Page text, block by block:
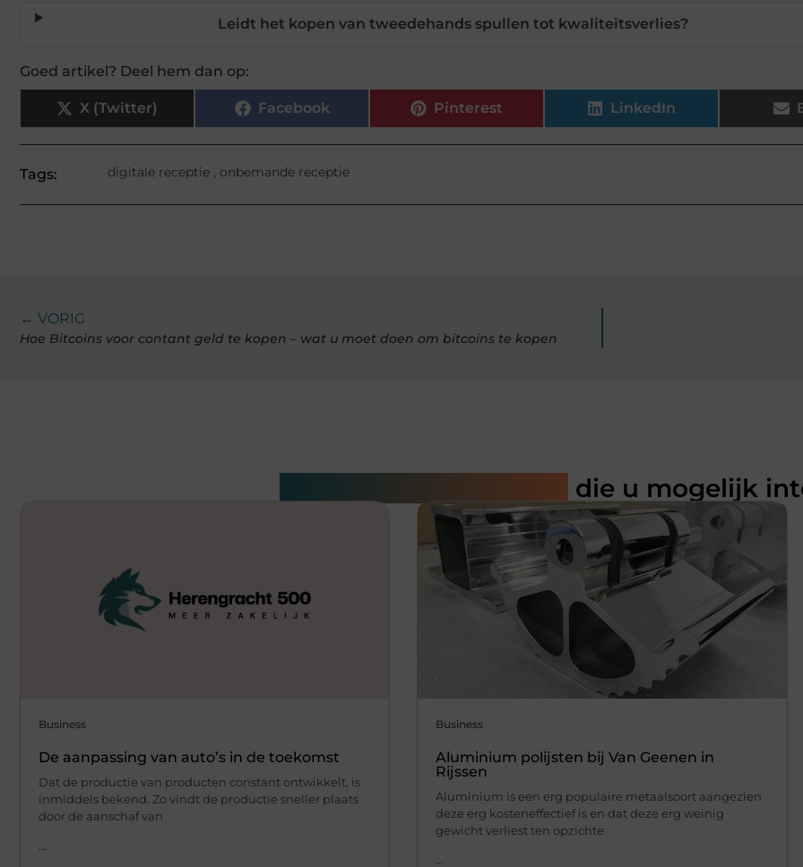
Leidt het kopen van tweedehands spullen tot kwaliteitsverlies?
Goed artikel? Deel hem dan op:
X (Twitter) Facebook Pinterest LinkedIn
Tags: digitale receptie, onbemande receptie
← VORIG
Hoe Bitcoins voor contant geld te kopen – wat u moet doen om bitcoins te kopen
die u mogelijk
Business
De aanpassing van auto’s in de toekomst
Dat de productie van producten constant ontwikkelt, is
inmiddels bekend. Zo vindt de productie sneller plaats
door de aanschaf van
Business
Aluminium polijsten bij Van Geenen in
Rijssen
Aluminium is een erg populaire metaalsoort aangezien
deze erg kosteneffectief is en dat deze erg weinig
gewicht verliest ten opzichte